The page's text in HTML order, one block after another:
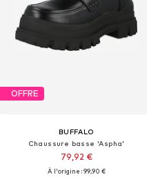
OFFRE
BUFFALO
Chaussure basse 'Aspha'
79,92 €
À l'origine : 99,90 €